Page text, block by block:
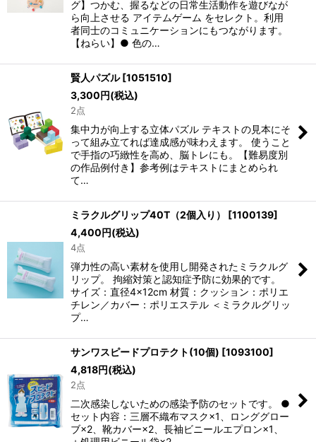
グ】つかむ、握るなどの日常生活動作を遊びなが
ら向上させる アイテムゲーム をセレクト。利用
者同士のコミュニケーションにもつながります。
【ねらい】● 色の…
賢人パズル [1051510]
3,300円(税込)
2点
集中力が向上する立体パズル テキストの見本にそ
って組み立てれば達成感が味わえます。 使うこと
で手指の巧緻性を高め、脳トレにも。【難易度別
の作品例付き】参考例はテキストにまとめられ
て…
ミラクルグリップ40T（2個入り） [1100139]
4,400円(税込)
4点
弾力性の高い素材を使用し開発されたミラクルグ
リップ。 拘縮対策と認知症予防に効果的です。
サイズ：直径4×12cm 材質：クッション：ポリエ
チレン／カバー：ポリエステル ＜ミラクルグリッ
プ…
サンワスピードプロテクト(10個) [1093100]
4,818円(税込)
2点
二次感染しないための感染予防のセットです。 ●
セット内容：三層不織布マスク×1、ロンググロー
ブ×2、靴カバー×2、長袖ビニールエプロン×1、